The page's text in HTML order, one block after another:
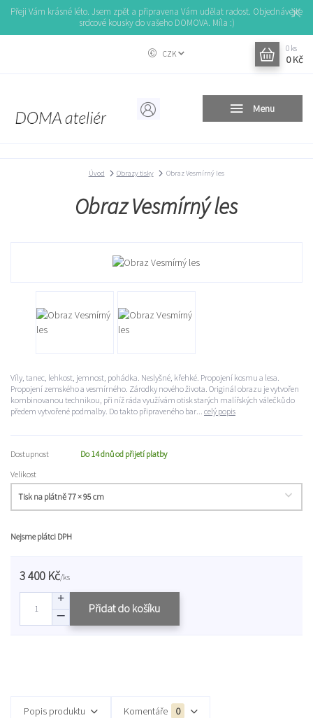
Přeji Vám krásné léto. Jsem zpět a připravena Vám udělat radost. Objednávejte
srdcové kousky do vašeho DOMOVA. Míla :)
Menu
CZK
0 ks
0 Kč
Úvod Obrazy tisky Obraz Vesmírný les
Obraz Vesmírný les
Víly, tanec, lehkost, jemnost, pohádka. Neslyšné, křehké. Propojení kosmu a lesa.
Propojení zemského a vesmírného. Zárodky nového života. Originál obrazu je vytvořen
kombinovanou technikou, při níž ráda využívám otisk starých malířských válečků do
předem vytvořené podmalby. Do takto připraveného bar... celý popis
Dostupnost
Do 14 dnů od přijetí platby
Velikost
Nejsme plátci DPH
3 400 Kč/ks
Přidat do košíku
Popis produktu Komentáře 0